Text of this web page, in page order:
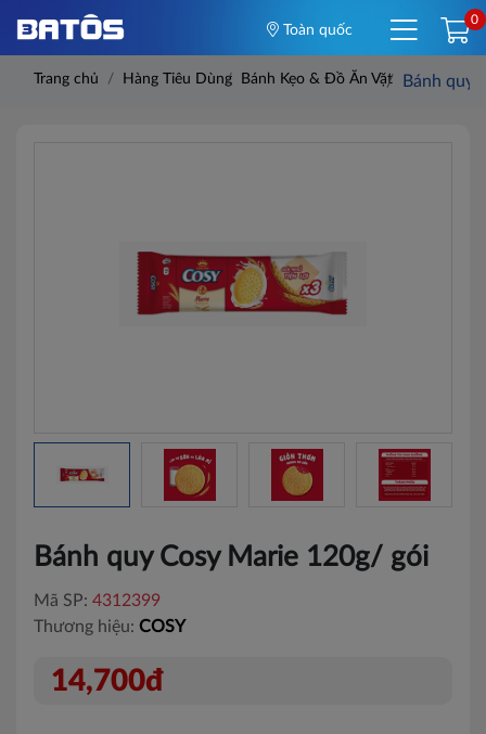
Toàn quốc
0
Trang chủ Hàng Tiêu Dùng Bánh Kẹo & Đồ Ăn Vặt Bánh quy
Bánh quy Cosy Marie 120g/ gói
Mã SP: 4312399
Thương hiệu: COSY
14,700đ